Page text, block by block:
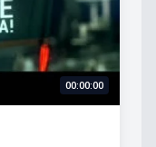
00:00:00